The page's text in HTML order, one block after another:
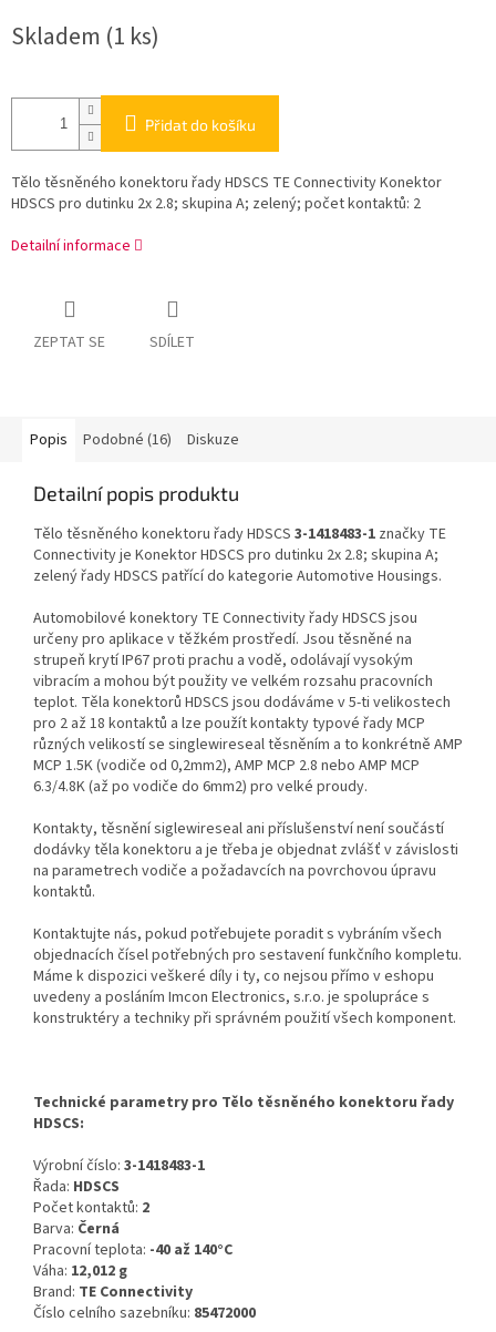
cena:
Skladem (1 ks)
Přidat do košíku
Tělo těsněného konektoru řady HDSCS TE Connectivity Konektor
HDSCS pro dutinku 2x 2.8; skupina A; zelený; počet kontaktů: 2
Detailní informace
ZEPTAT SE SDÍLET
Popis Podobné (16) Diskuze
Detailní popis produktu
Tělo těsněného konektoru řady HDSCS 3-1418483-1 značky TE
Connectivity je Konektor HDSCS pro dutinku 2x 2.8; skupina A;
zelený řady HDSCS patřící do kategorie Automotive Housings.
Automobilové konektory TE Connectivity řady HDSCS jsou
určeny pro aplikace v těžkém prostředí. Jsou těsněné na
strupeň krytí IP67 proti prachu a vodě, odolávají vysokým
vibracím a mohou být použity ve velkém rozsahu pracovních
teplot. Těla konektorů HDSCS jsou dodáváme v 5-ti velikostech
pro 2 až 18 kontaktů a lze použít kontakty typové řady MCP
různých velikostí se singlewireseal těsněním a to konkrétně AMP
MCP 1.5K (vodiče od 0,2mm2), AMP MCP 2.8 nebo AMP MCP
6.3/4.8K (až po vodiče do 6mm2) pro velké proudy.
Kontakty, těsnění siglewireseal ani příslušenství není součástí
dodávky těla konektoru a je třeba je objednat zvlášť v závislosti
na parametrech vodiče a požadavcích na povrchovou úpravu
kontaktů.
Kontaktujte nás, pokud potřebujete poradit s vybráním všech
objednacích čísel potřebných pro sestavení funkčního kompletu.
Máme k dispozici veškeré díly i ty, co nejsou přímo v eshopu
uvedeny a posláním Imcon Electronics, s.r.o. je spolupráce s
konstruktéry a techniky při správném použití všech komponent.
Technické parametry pro Tělo těsněného konektoru řady
HDSCS:
Výrobní číslo: 3-1418483-1
Řada: HDSCS
Počet kontaktů: 2
Barva: Černá
Pracovní teplota: -40 až 140°C
Váha: 12,012 g
Brand: TE Connectivity
Číslo celního sazebníku: 85472000